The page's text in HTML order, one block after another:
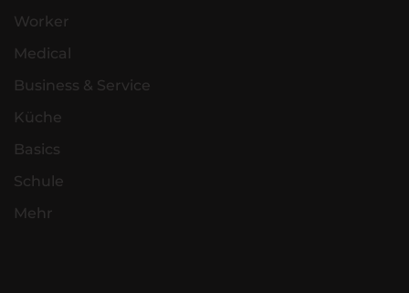
Worker
Medical
Business & Service
Küche
Basics
Schule
Mehr